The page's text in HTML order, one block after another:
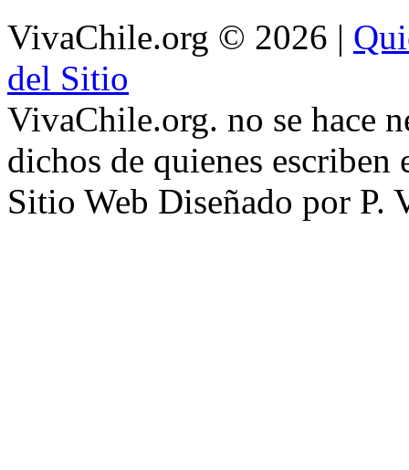
VivaChile.org © 2026 |
del Sitio
VivaChile.org. no se hace
dichos de quienes escriben
Sitio Web Diseñado por